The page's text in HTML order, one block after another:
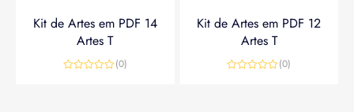
Kit de Artes em PDF 14
Artes T
(0)
Kit de Artes em PDF 12
Artes T
(0)